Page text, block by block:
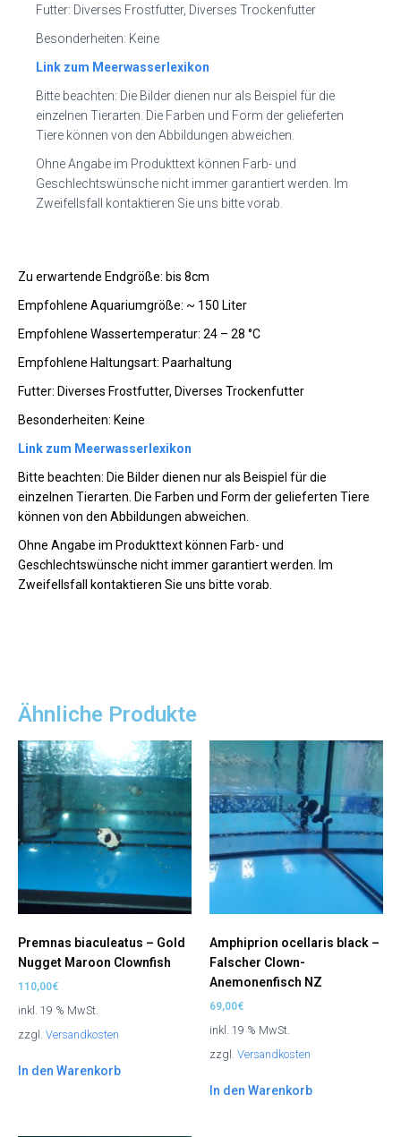
Futter: Diverses Frostfutter, Diverses Trockenfutter
Besonderheiten: Keine
Link zum Meerwasserlexikon
Bitte beachten: Die Bilder dienen nur als Beispiel für die
einzelnen Tierarten. Die Farben und Form der gelieferten
Tiere können von den Abbildungen abweichen.
Ohne Angabe im Produkttext können Farb- und
Geschlechtswünsche nicht immer garantiert werden. Im
Zweifellsfall kontaktieren Sie uns bitte vorab.
Zu erwartende Endgröße: bis 8cm
Empfohlene Aquariumgröße: ~ 150 Liter
Empfohlene Wassertemperatur: 24 – 28 °C
Empfohlene Haltungsart: Paarhaltung
Futter: Diverses Frostfutter, Diverses Trockenfutter
Besonderheiten: Keine
Link zum Meerwasserlexikon
Bitte beachten: Die Bilder dienen nur als Beispiel für die
einzelnen Tierarten. Die Farben und Form der gelieferten Tiere
können von den Abbildungen abweichen.
Ohne Angabe im Produkttext können Farb- und
Geschlechtswünsche nicht immer garantiert werden. Im
Zweifellsfall kontaktieren Sie uns bitte vorab.
Ähnliche Produkte
Premnas biaculeatus – Gold
Nugget Maroon Clownfish
110,00€
inkl. 19 % MwSt.
zzgl. Versandkosten
In den Warenkorb
Amphiprion ocellaris black –
Falscher Clown-
Anemonenfisch NZ
69,00€
inkl. 19 % MwSt.
zzgl. Versandkosten
In den Warenkorb